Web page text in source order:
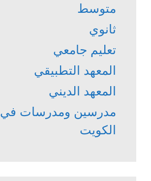
متوسط
ثانوي
تعليم جامعي
المعهد التطبيقي
المعهد الديني
مدرسين ومدرسات في
الكويت